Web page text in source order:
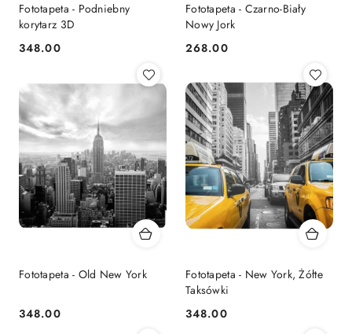
Fototapeta - Podniebny
korytarz 3D
Cena:
348.00
Fototapeta - Czarno-Biały
Nowy Jork
Cena:
268.00
Fototapeta - Old New York
Cena:
348.00
Fototapeta - New York, Żółte
Taksówki
Cena:
348.00